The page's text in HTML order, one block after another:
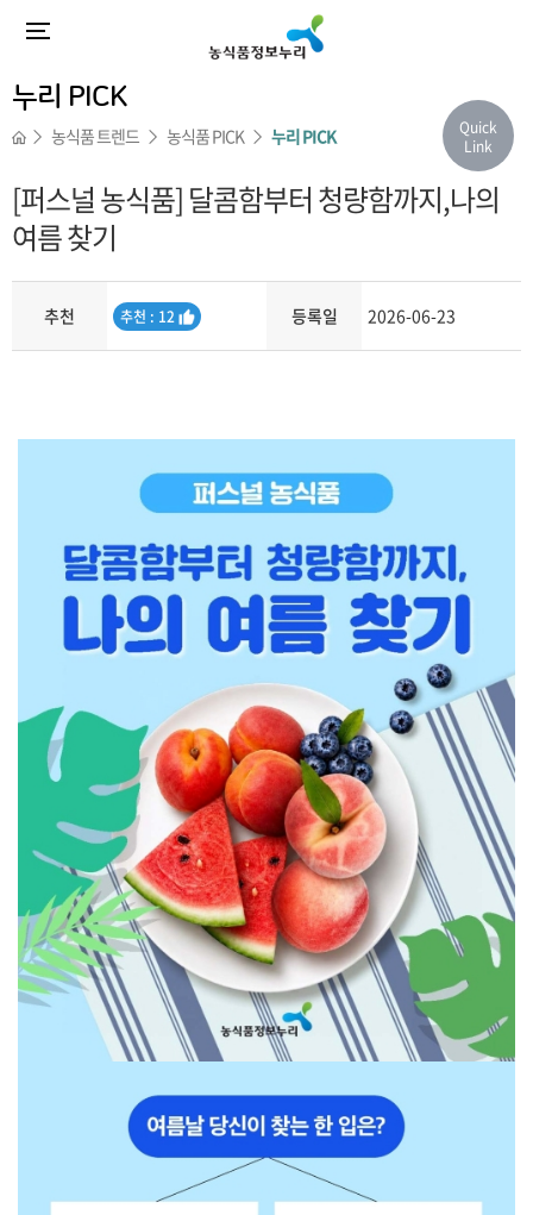
누리 PICK
농식품 트렌드 농식품 PICK 누리 PICK
[퍼스널 농식품] 달콤함부터 청량함까지,나의
여름 찾기
추천
추
추천 : 12 등록일 2026-06-23
Quick
Link